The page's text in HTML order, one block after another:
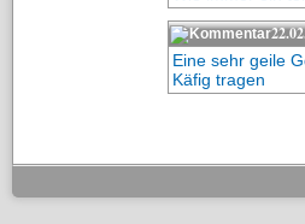
Eine sehr geile
Käfig tragen